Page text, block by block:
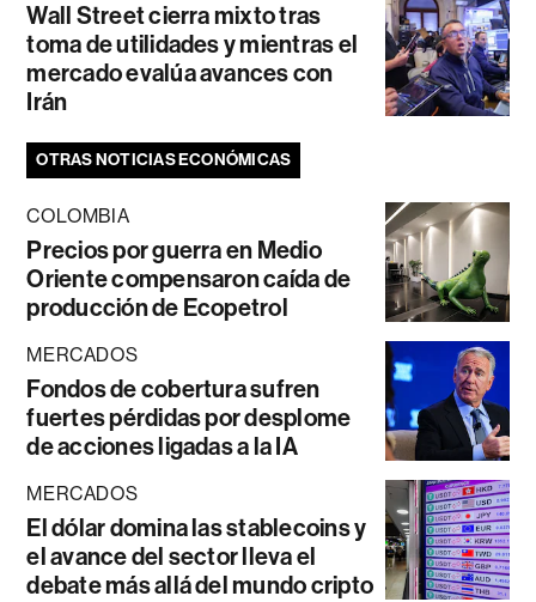
Wall Street cierra mixto tras
toma de utilidades y mientras el
mercado evalúa avances con
Irán
OTRAS NOTICIAS ECONÓMICAS
COLOMBIA
Precios por guerra en Medio
Oriente compensaron caída de
producción de Ecopetrol
MERCADOS
Fondos de cobertura sufren
fuertes pérdidas por desplome
de acciones ligadas a la IA
MERCADOS
El dólar domina las stablecoins y
el avance del sector lleva el
debate más allá del mundo cripto